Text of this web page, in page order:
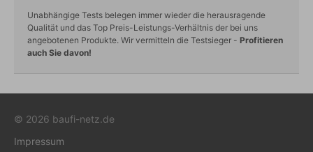
Unabhängige Tests belegen immer wieder die herausragende
Qualität und das Top Preis-Leistungs-Verhältnis der bei uns
angebotenen Produkte. Wir vermitteln die Testsieger - Profitieren
auch Sie davon!
© 2026 baufi-netz.de
Impressum